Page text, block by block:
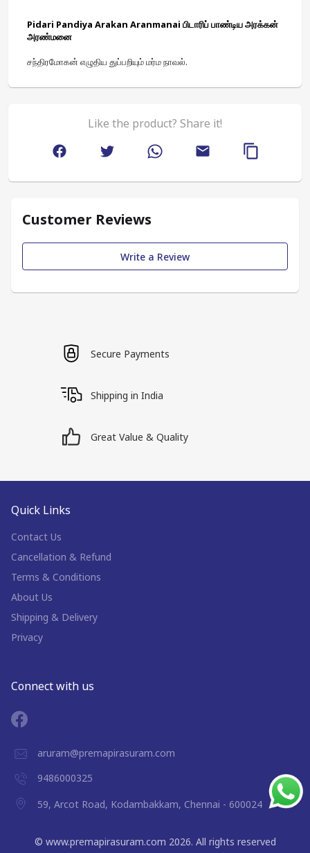
Pidari Pandiya Arakan Aranmanai பிடாரிப் பாண்டிய அரக்கன்
அரண்மனை
சந்திரமோகன் எழுதிய துப்பறியும் மர்ம நாவல்.
Like the product? Share it!
Customer Reviews
Write a Review
Secure Payments
Shipping in India
Great Value & Quality
Quick Links
Contact Us
Cancellation & Refund
Terms & Conditions
About Us
Shipping & Delivery
Privacy
Connect with us
aruram@premapirasuram.com
9486000325
59, Arcot Road, Kodambakkam, Chennai - 600024
© www.premapirasuram.com 2026. All rights reserved